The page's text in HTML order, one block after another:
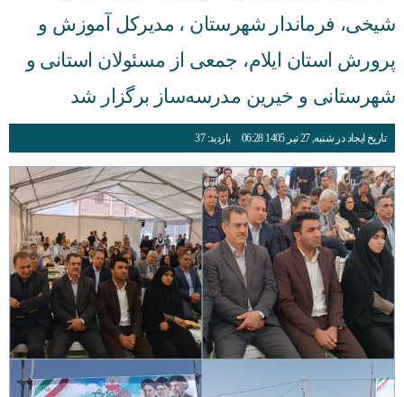
شیخی، فرماندار شهرستان ، مدیرکل آموزش و
پرورش استان ایلام، جمعی از مسئولان استانی و
شهرستانی و خیرین مدرسه‌ساز برگزار شد
تاریخ ایجاد در شنبه, 27 تیر 1405 06:28 بازدید: 37